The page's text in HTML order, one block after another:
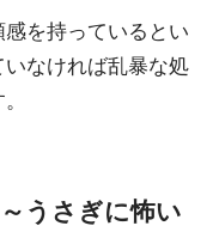
を持っているとい
なければ乱暴な処
うさぎに怖い